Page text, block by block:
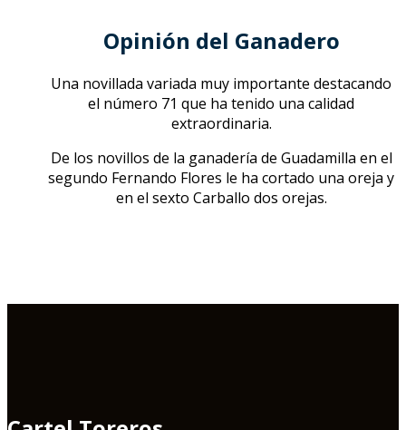
Opinión del Ganadero
Una novillada variada muy importante destacando
el número 71 que ha tenido una calidad
extraordinaria.
De los novillos de la ganadería de Guadamilla en el
segundo Fernando Flores le ha cortado una oreja y
en el sexto Carballo dos orejas.